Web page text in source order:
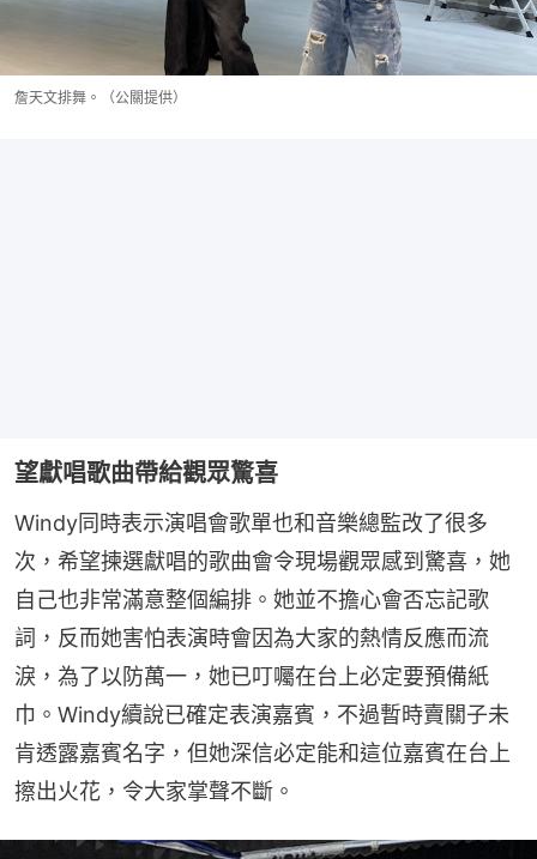
詹天文排舞。（公關提供）
望獻唱歌曲帶給觀眾驚喜
Windy同時表示演唱會歌單也和音樂總監改了很多
次，希望揀選獻唱的歌曲會令現場觀眾感到驚喜，她
自己也非常滿意整個編排。她並不擔心會否忘記歌
詞，反而她害怕表演時會因為大家的熱情反應而流
淚，為了以防萬一，她已叮囑在台上必定要預備紙
巾。Windy續說已確定表演嘉賓，不過暫時賣關子未
肯透露嘉賓名字，但她深信必定能和這位嘉賓在台上
擦出火花，令大家掌聲不斷。